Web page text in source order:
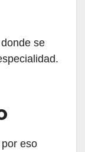
se
eso